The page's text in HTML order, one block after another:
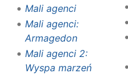
Mali agenci
Mali agenci:
Armagedon
Mali agenci 2:
Wyspa marzeń